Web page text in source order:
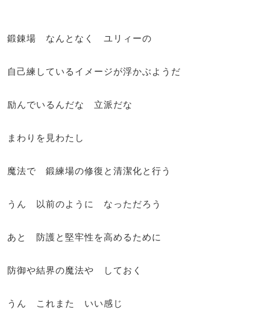
鍛錬場 なんとなく ユリィーの
自己練しているイメージが浮かぶようだ
励んでいるんだな 立派だな
まわりを見わたし
魔法で 鍛練場の修復と清潔化と行う
うん 以前のように なっただろう
あと 防護と堅牢性を高めるために
防御や結界の魔法や しておく
うん これまた いい感じ